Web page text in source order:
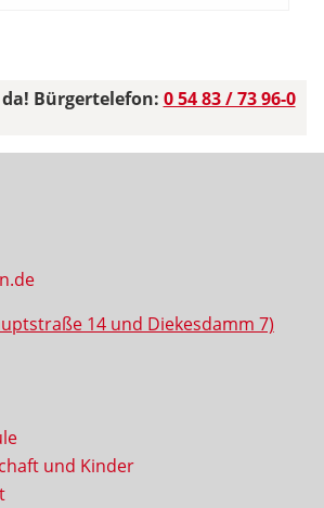
Bürgertelefon: 0 54 83 / 73 96-0
14 und Diekesdamm 7)
und Kinder